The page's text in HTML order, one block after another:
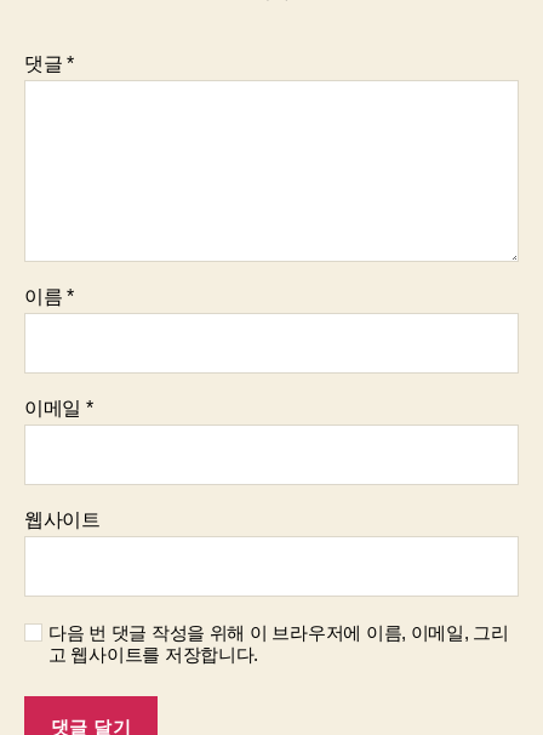
댓글*
이름*
이메일 *
웹사이트
다음 번 댓글 작성을 위해 이 브라우저에 이름, 이메일, 그리
고 웹사이트를 저장합니다.